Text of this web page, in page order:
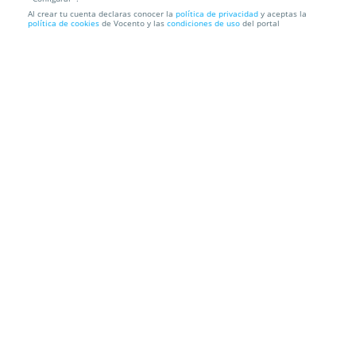
Menú Japonés: maki, sushi y mucho más en
Restaurante japonés...
Al crear tu cuenta declaras conocer la política de privacidad y aceptas la
política de cookies de Vocento y las condiciones de uso del portal